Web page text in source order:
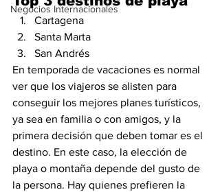
Negocios Internacionales
Cartagena
Santa Marta
San Andrés
En temporada de vacaciones es normal
ver que los viajeros se alisten para
conseguir los mejores planes turísticos,
ya sea en familia o con amigos, y la
primera decisión que deben tomar es el
destino. En este caso, la elección de
playa o montaña depende del gusto de
la persona. Hay quienes prefieren la